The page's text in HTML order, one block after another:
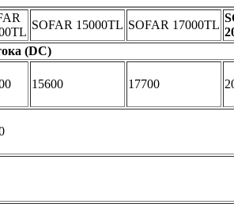
SOFAR 15000TL SOFAR 17000TL
(DC)
15600 17700